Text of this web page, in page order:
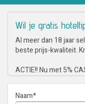
Wil je gratis
Al meer dan 18 jaar
beste prijs-kwaliteit.
ACTIE!! Nu met 5%
Naam*